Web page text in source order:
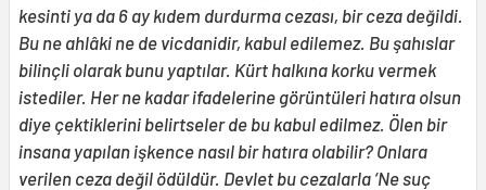
kesinti ya da 6 ay kıdem durdurma cezası, bir ceza değildi.
Bu ne ahlâki ne de vicdanidir, kabul edilemez. Bu şahıslar
bilinçli olarak bunu yaptılar. Kürt halkına korku vermek
istediler. Her ne kadar ifadelerine görüntüleri hatıra olsun
diye çektiklerini belirtseler de bu kabul edilmez. Ölen bir
insana yapılan işkence nasıl bir hatıra olabilir? Onlara
verilen ceza değil ödüldür. Devlet bu cezalarla ‘Ne suç